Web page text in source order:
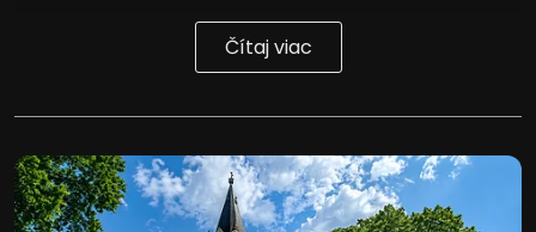
Čítaj viac